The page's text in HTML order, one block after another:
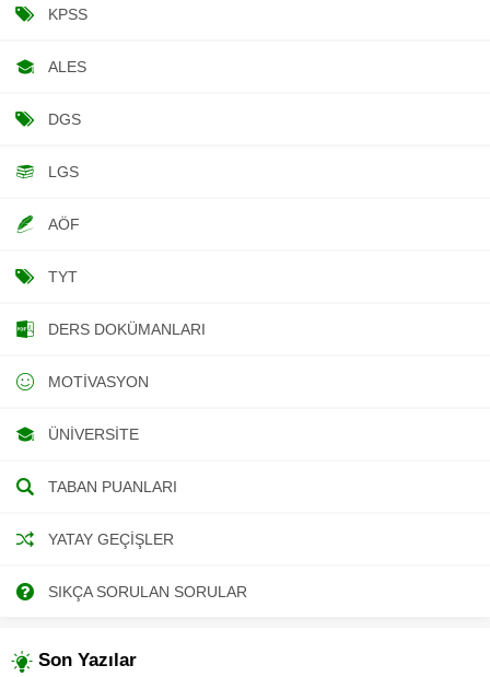
KPSS
ALES
DGS
LGS
AÖF
TYT
DERS DOKÜMANLARI
MOTIVASYON
ÜNIVERSITE
TABAN PUANLARI
YATAY GEÇIŞLER
SIKÇA SORULAN SORULAR
Son Yazılar